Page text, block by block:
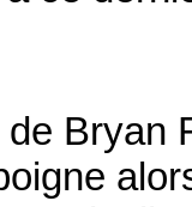
de Bryan